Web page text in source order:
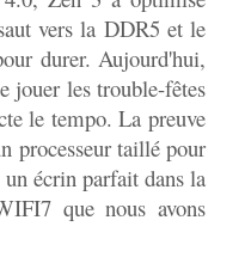
vers la DDR5 et le
durer. Aujourd'hui,
jouer les trouble-fêtes
le tempo. La preuve
processeur taillé pour
écrin parfait dans la
que nous avons